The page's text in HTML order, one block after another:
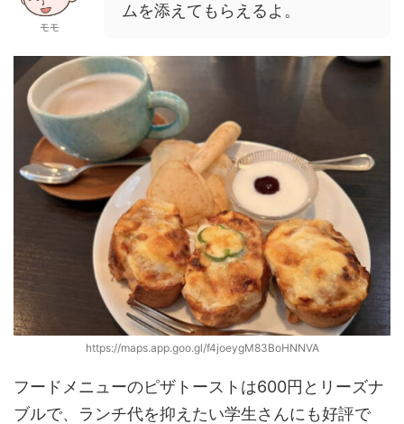
モモ
ムを添えてもらえるよ。
https://maps.app.goo.gl/f4joeygM83BoHNNVA
フードメニューのピザトーストは600円とリーズナ
ブルで、ランチ代を抑えたい学生さんにも好評で